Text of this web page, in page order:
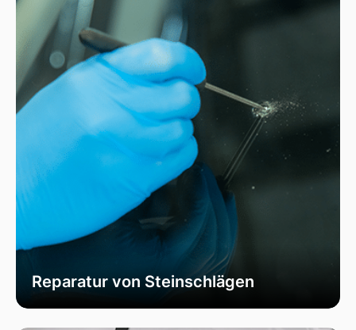
Reparatur von Steinschlägen